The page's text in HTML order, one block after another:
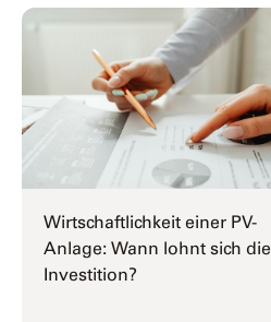
Wirtschaftlichkeit einer PV-
Anlage: Wann lohnt sich die
Investition?